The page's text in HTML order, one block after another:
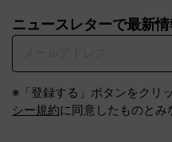
ニュースレターで最新情
※「登録する」ボタンをクリ
シー規約に同意したものとみ